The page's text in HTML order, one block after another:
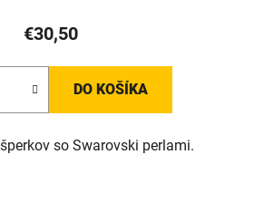
€30,50
DO KOŠÍKA
so Swarovski perlami.